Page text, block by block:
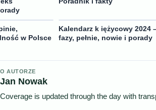
w Polsce
Kalendarz k iężycowy 2024
fazy, pełnie, nowie i porady
O AUTORZE
Jan Nowak
Coverage is updated through the day with